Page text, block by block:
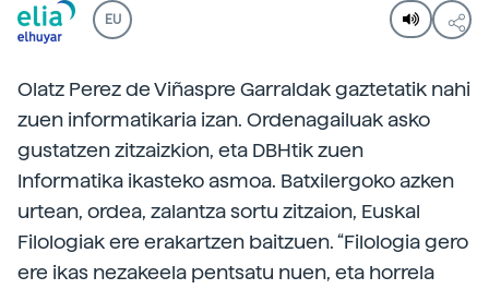
EU
Olatz Perez de Viñaspre Garraldak gaztetatik nahi
zuen informatikaria izan. Ordenagailuak asko
gustatzen zitzaizkion, eta DBHtik zuen
Informatika ikasteko asmoa. Batxilergoko azken
urtean, ordea, zalantza sortu zitzaion, Euskal
Filologiak ere erakartzen baitzuen. “Filologia gero
ere ikas nezakeela pentsatu nuen, eta horrela